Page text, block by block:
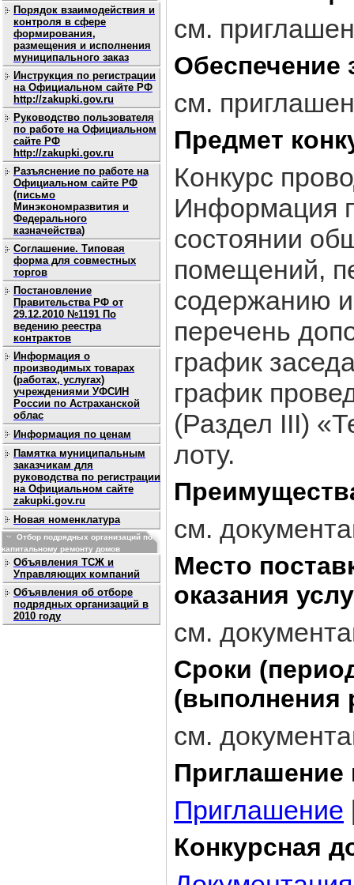
Порядок взаимодействия и
контроля в сфере
формирования,
размещения и исполнения
муниципального заказ
Инструкция по регистрации
на Официальном сайте РФ
http://zakupki.gov.ru
Руководство пользователя
по работе на Официальном
сайте РФ
http://zakupki.gov.ru
Разъяснение по работе на
Официальном сайте РФ
(письмо
Минэкономразвития и
Федерального
казначейства)
Соглашение. Типовая
форма для совместных
торгов
Постановление
Правительства РФ от
29.12.2010 №1191 По
ведению реестра
контрактов
Информация о
производимых товарах
(работах, услугах)
учреждениями УФСИН
России по Астраханской
облас
Информация по ценам
Памятка муниципальным
заказчикам для
руководства по регистрации
на Официальном сайте
zakupki.gov.ru
Новая номенклатура
Отбор подрядных организаций по
капитальному ремонту домов
Объявления ТСЖ и
Управляющих компаний
Объявления об отборе
подрядных организаций в
2010 году
см.
Обеспечение
см.
Предмет
Конкурс
Информация
состоянии
помещений,
содержанию
перечень
график
график
(Раздел III)
лоту.
см.
Место
оказания
см.
Сроки
(выполнения
см.
Приглашение
Приглашение
Конкурсная